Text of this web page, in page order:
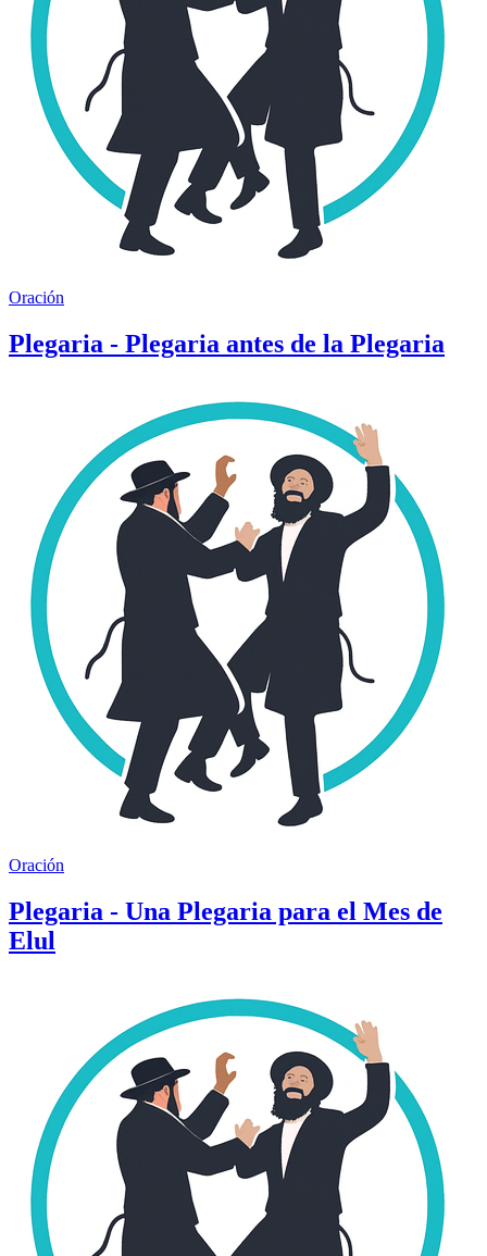
Oración
Plegaria - Plegaria antes de la Plegaria
Oración
Plegaria - Una Plegaria para el Mes de
Elul